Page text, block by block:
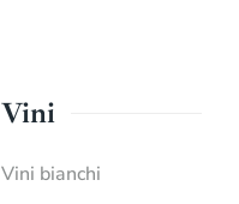
Vini
Vini bianchi